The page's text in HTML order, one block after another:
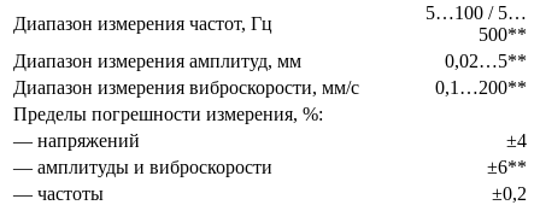
Диапазон измерения частот, Гц
5…100 / 5…
500**
Диапазон измерения амплитуд, мм
0,02…5**
Диапазон измерения виброскорости, мм/с
0,1…200**
Пределы погрешности измерения, %:
— напряжений
±4
— амплитуды и виброскорости
±6**
— частоты
±0,2